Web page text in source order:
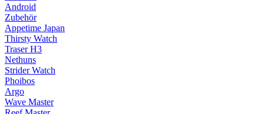
Android
Zubehör
Appetime Japan
Thirsty Watch
Traser H3
Nethuns
Strider Watch
Phoibos
Argo
Wave Master